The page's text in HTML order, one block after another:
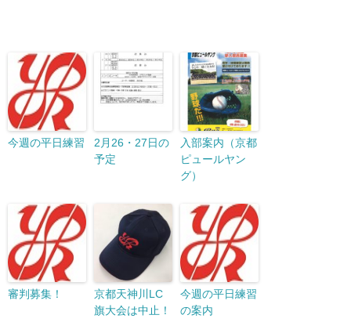
今週の平日練習
2月26・27日の
予定
入部案内（京都
ピュールヤン
グ）
審判募集！
京都天神川LC
旗大会は中止！
今週の平日練習
の案内